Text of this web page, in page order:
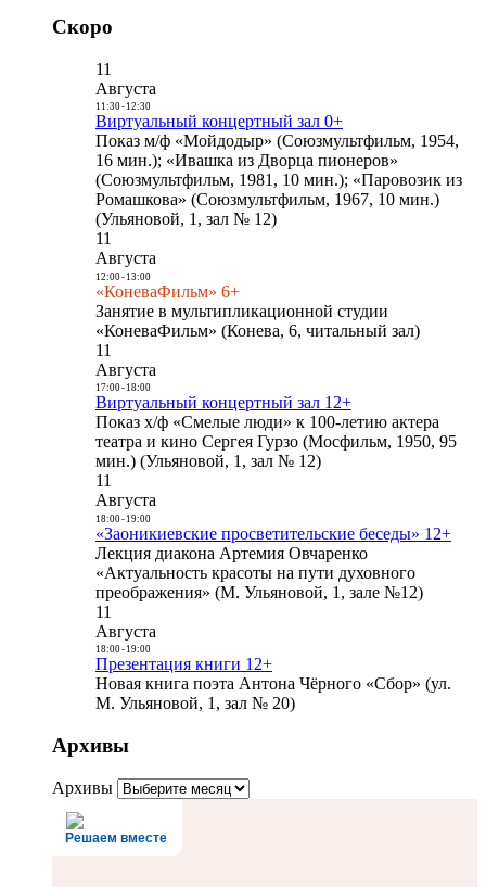
Скоро
11
Августа
11:30- 12:30
Виртуальный концертный зал 0+
Показ м/ф «Мойдодыр» (Союзмультфильм, 1954,
16 мин.); «Ивашка из Дворца пионеров»
(Союзмультфильм, 1981, 10 мин.); «Паровозик из
Ромашкова» (Союзмультфильм, 1967, 10 мин.)
(Ульяновой, 1, зал № 12)
11
Августа
12:00- 13:00
«КоневаФильм» 6+
Занятие в мультипликационной студии
«КоневаФильм» (Конева, 6, читальный зал)
11
Августа
17:00- 18:00
Виртуальный концертный зал 12+
Показ х/ф «Смелые люди» к 100-летию актера
театра и кино Сергея Гурзо (Мосфильм, 1950, 95
мин.) (Ульяновой, 1, зал № 12)
11
Августа
18:00- 19:00
«Заоникиевские просветительские беседы» 12+
Лекция диакона Артемия Овчаренко
«Актуальность красоты на пути духовного
преображения» (М. Ульяновой, 1, зале №12)
11
Августа
18:00- 19:00
Презентация книги 12+
Новая книга поэта Антона Чёрного «Сбор» (ул.
М. Ульяновой, 1, зал № 20)
Архивы
Архивы
Решаем вместе